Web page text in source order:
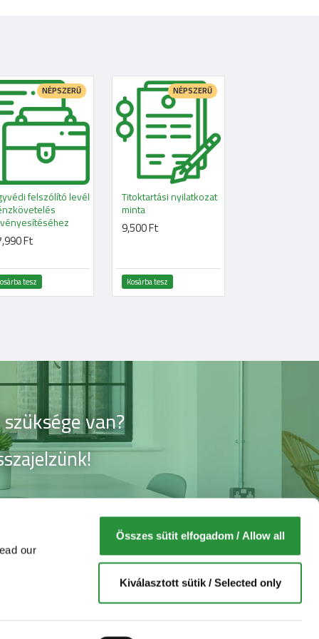
our
Összes sütit elfogadom / Allow all
Kiválasztott sütik / Selected only
NÉPSZERŰ
felszólító levél
Ft
tesz
NÉPSZERŰ
Titoktartási nyilatkozat
minta
9,500 Ft
Kosárba tesz
van?
SimpLEGAL webshop fiók